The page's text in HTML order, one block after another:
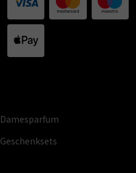
Damesparfum
Geschenksets